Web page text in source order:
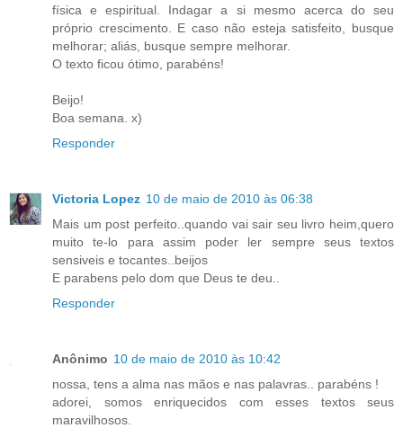
física e espiritual. Indagar a si mesmo acerca do seu
próprio crescimento. E caso não esteja satisfeito, busque
melhorar; aliás, busque sempre melhorar.
O texto ficou ótimo, parabéns!
Beijo!
Boa semana. x)
Responder
Victoria Lopez 10 de maio de 2010 às 06:38
Mais um post perfeito..quando vai sair seu livro heim,quero
muito te-lo para assim poder ler sempre seus textos
sensiveis e tocantes..beijos
E parabens pelo dom que Deus te deu..
Responder
Anônimo 10 de maio de 2010 às 10:42
nossa, tens a alma nas mãos e nas palavras.. parabéns !
adorei, somos enriquecidos com esses textos seus
maravilhosos.